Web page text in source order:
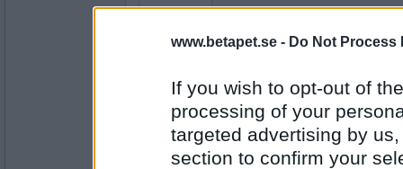
www.betapet.se - Do Not Process
If you wish to opt-out of
processing of your
targeted advertising by
section to confirm your
7521
Men snälla, visst kan du väl vara med
Detta är ett spel med minst 2 deltagare